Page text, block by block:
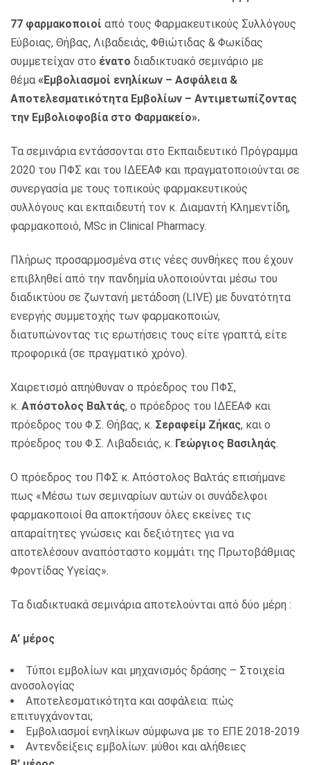
77 φαρμακοποιοί από τους Φαρμακευτικούς Συλλόγους
Εύβοιας, Θήβας, Λιβαδειάς, Φθιώτιδας & Φωκίδας
συμμετείχαν στο ένατο διαδικτυακό σεμινάριο με
θέμα «Εμβολιασμοί ενηλίκων – Ασφάλεια &
Αποτελεσματικότητα Εμβολίων – Αντιμετωπίζοντας
την Εμβολιοφοβία στο Φαρμακείο».
Τα σεμινάρια εντάσσονται στο Εκπαιδευτικό Πρόγραμμα
2020 του ΠΦΣ και του ΙΔΕΕΑΦ και πραγματοποιούνται σε
συνεργασία με τους τοπικούς φαρμακευτικούς
συλλόγους και εκπαιδευτή τον κ. Διαμαντή Κλημεντίδη,
φαρμακοποιό, MSc in Clinical Pharmacy.
Πλήρως προσαρμοσμένα στις νέες συνθήκες που έχουν
επιβληθεί από την πανδημία υλοποιούνται μέσω του
διαδικτύου σε ζωντανή μετάδοση (LIVE) με δυνατότητα
ενεργής συμμετοχής των φαρμακοποιών,
διατυπώνοντας τις ερωτήσεις τους είτε γραπτά, είτε
προφορικά (σε πραγματικό χρόνο).
Χαιρετισμό απηύθυναν ο πρόεδρος του ΠΦΣ,
κ. Απόστολος Βαλτάς, ο πρόεδρος του ΙΔΕΕΑΦ και
πρόεδρος του Φ.Σ. Θήβας, κ. Σεραφείμ Ζήκας, και ο
πρόεδρος του Φ.Σ. Λιβαδειάς, κ. Γεώργιος Βασιληάς.
Ο πρόεδρος του ΠΦΣ κ. Απόστολος Βαλτάς επισήμανε
πως «Μέσω των σεμιναρίων αυτών οι συνάδελφοι
φαρμακοποιοί θα αποκτήσουν όλες εκείνες τις
απαραίτητες γνώσεις και δεξιότητες για να
αποτελέσουν αναπόσταστο κομμάτι της Πρωτοβάθμιας
Φροντίδας Υγείας».
Τα διαδικτυακά σεμινάρια αποτελούνται από δύο μέρη :
Α’ μέρος
Τύποι εμβολίων και μηχανισμός δράσης – Στοιχεία
ανοσολογίας
Αποτελεσματικότητα και ασφάλεια: πώς
επιτυγχάνονται;
Εμβολιασμοί ενηλίκων σύμφωνα με το ΕΠΕ 2018-2019
Αντενδείξεις εμβολίων: μύθοι και αλήθειες